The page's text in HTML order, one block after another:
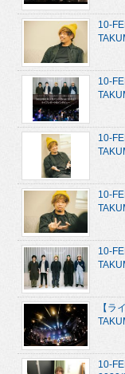
10-
10-
10-
10-
10-
【ラ
10-